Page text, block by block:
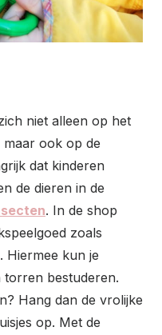
niet alleen op het
ook op de
dat kinderen
de dieren in de
. In de shop
zoals
Hiermee kun je
torren bestuderen.
Hang dan de vrolijke
op. Met de